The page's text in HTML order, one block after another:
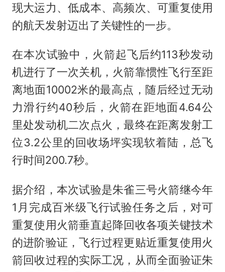
现大运力、低成本、高频次、可重复使用
的航天发射迈出了关键性的一步。
在本次试验中，火箭起飞后约113秒发动
机进行了一次关机，火箭靠惯性飞行至距
离地面10002米的最高点，随后经过无动
力滑行约40秒后，火箭在距地面4.64公
里处发动机二次点火，最终在距离发射工
位3.2公里的回收场坪实现软着陆，总飞
行时间200.7秒。
据介绍，本次试验是朱雀三号火箭继今年
1月完成百米级飞行试验任务之后，对可
重复使用火箭垂直起降回收各项关键技术
的进阶验证，飞行过程更贴近重复使用火
箭回收过程的实际工况，从而全面验证朱